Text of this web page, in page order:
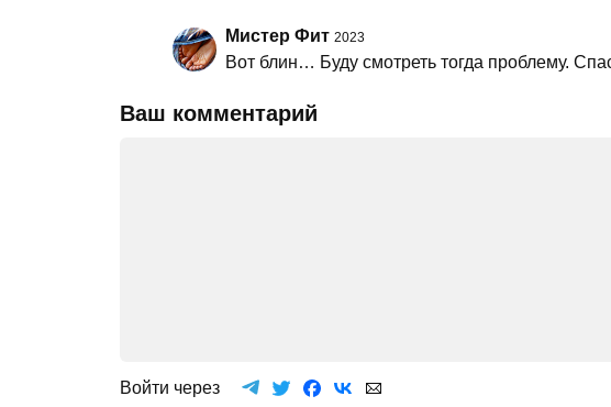
Мистер Фит 2023
Вот блин… Буду смотреть тогда проблему.
Ваш комментарий
Войти через